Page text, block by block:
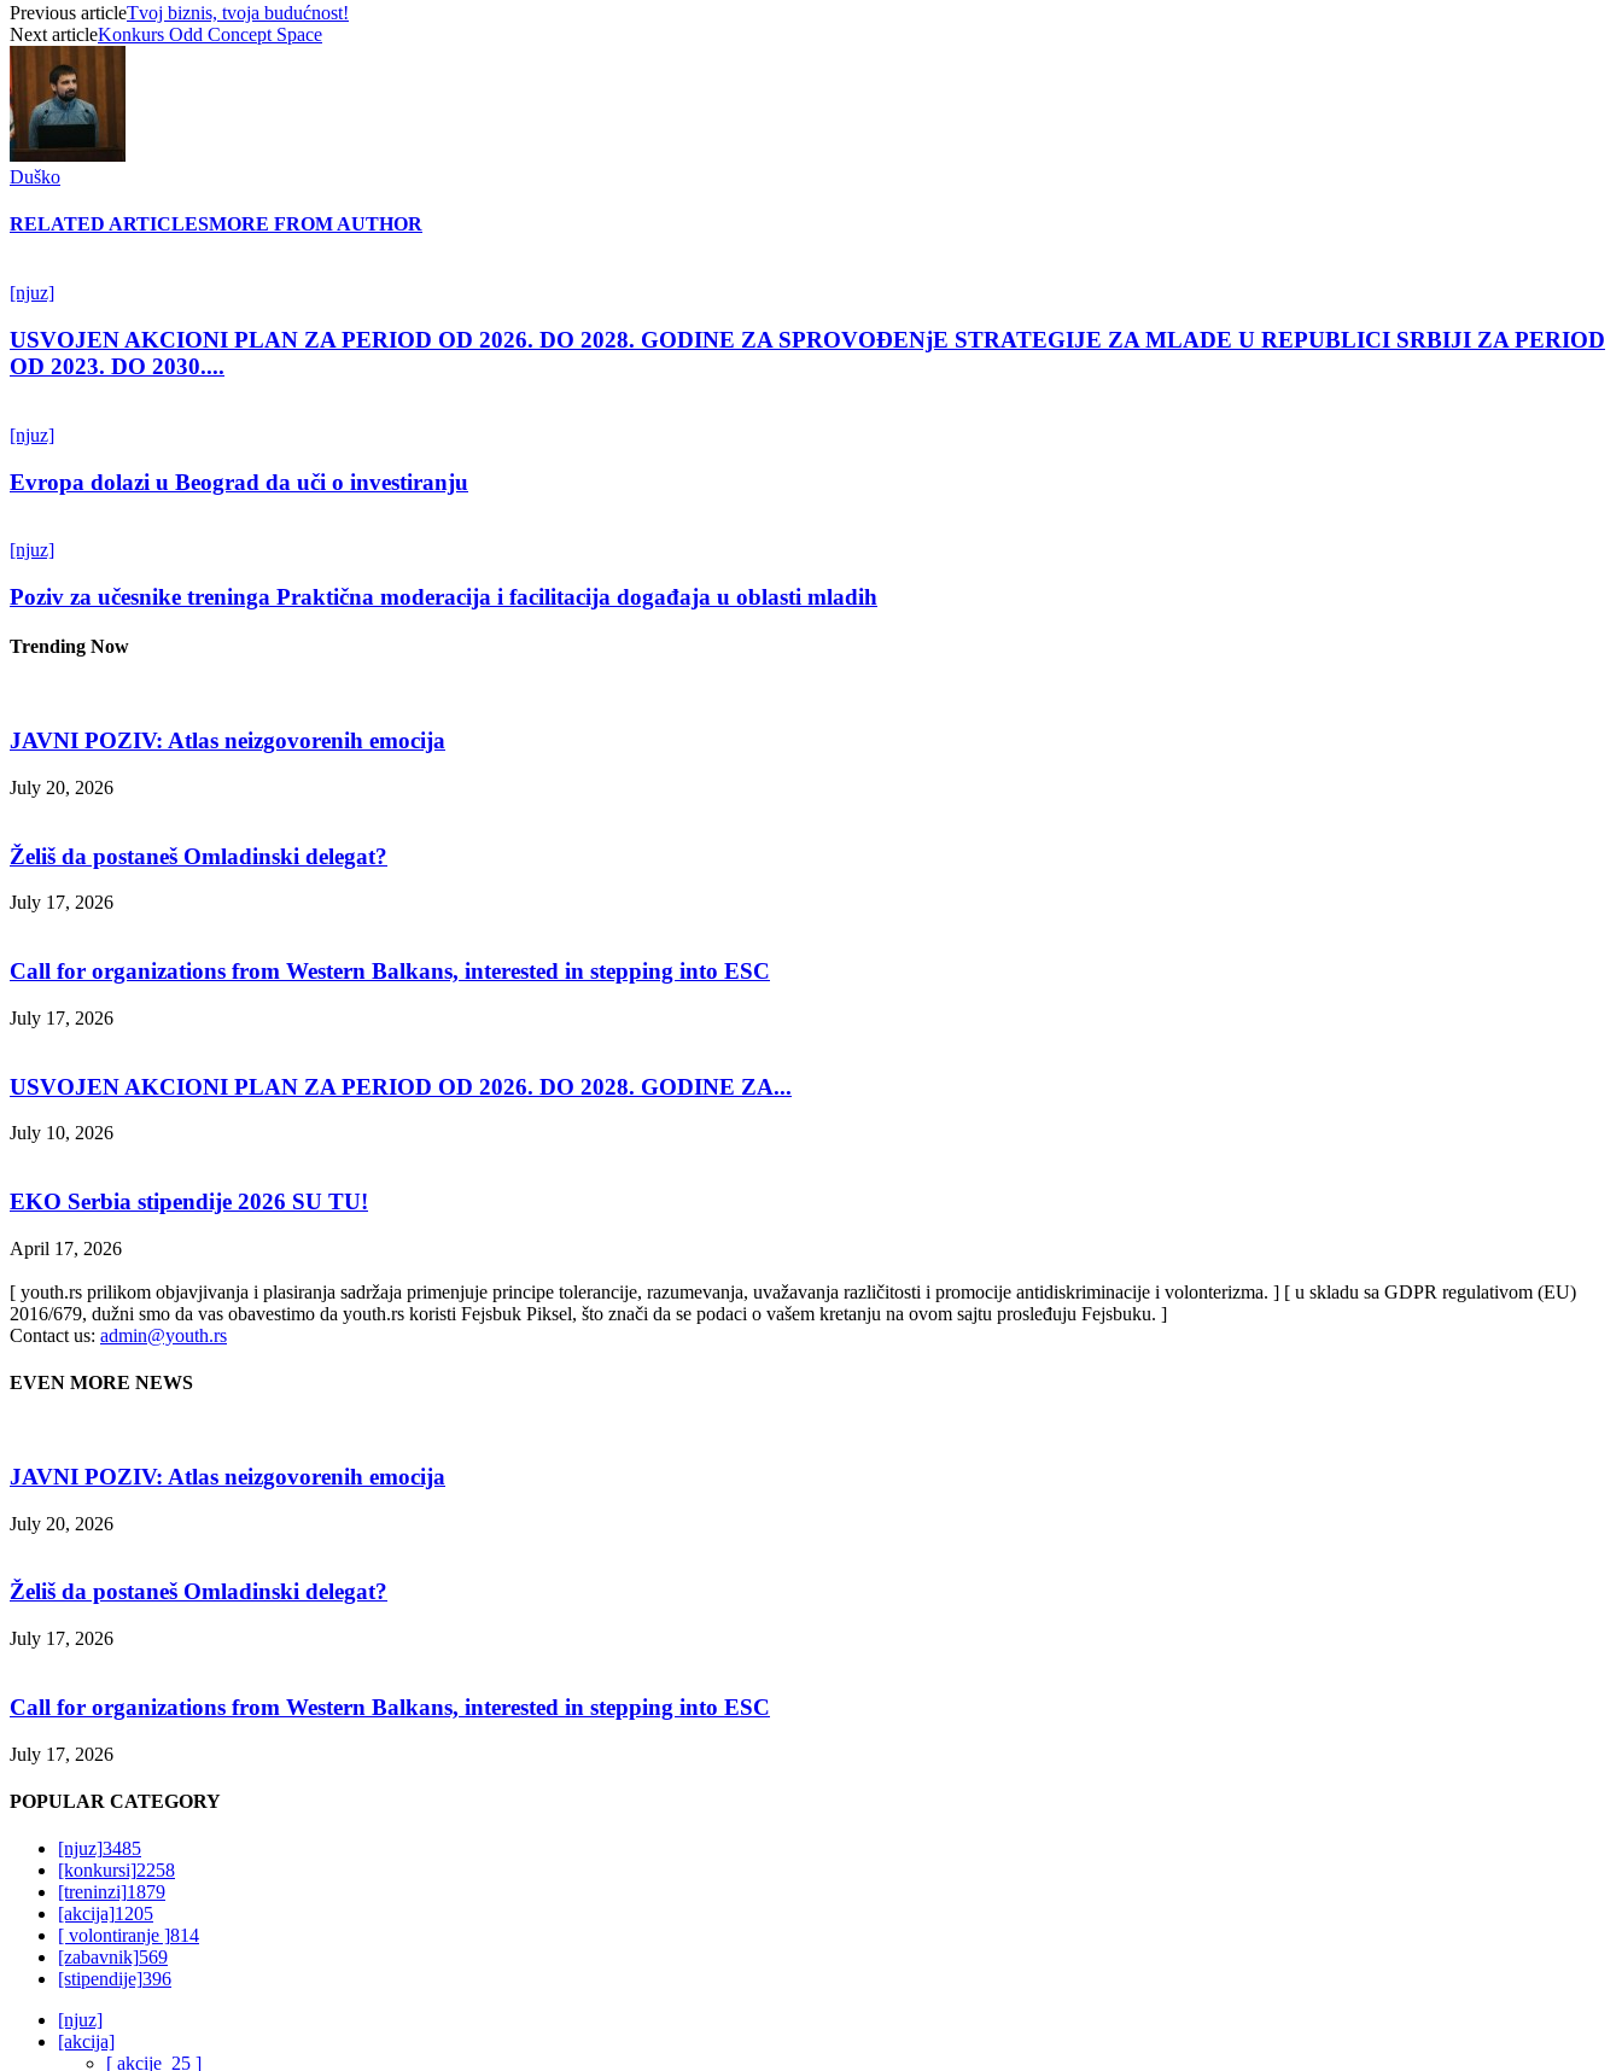
Previous articleTvoj biznis, tvoja budućnost!
Next articleKonkurs Odd Concept Space
Duško
RELATED ARTICLESMORE FROM AUTHOR
[njuz]
USVOJEN AKCIONI PLAN ZA PERIOD OD 2026. DO 2028. GODINE ZA SPROVOĐENjE STRATEGIJE ZA MLADE U REPUBLICI SRBIJI ZA PERIOD
OD 2023. DO 2030....
[njuz]
Evropa dolazi u Beograd da uči o investiranju
[njuz]
Poziv za učesnike treninga Praktična moderacija i facilitacija događaja u oblasti mladih
Trending Now
JAVNI POZIV: Atlas neizgovorenih emocija
July 20, 2026
Želiš da postaneš Omladinski delegat?
July 17, 2026
Call for organizations from Western Balkans, interested in stepping into ESC
July 17, 2026
USVOJEN AKCIONI PLAN ZA PERIOD OD 2026. DO 2028. GODINE ZA...
July 10, 2026
EKO Serbia stipendije 2026 SU TU!
April 17, 2026
[ youth.rs prilikom objavjivanja i plasiranja sadržaja primenjuje principe tolerancije, razumevanja, uvažavanja različitosti i promocije antidiskriminacije i volonterizma. ] [ u skladu sa GDPR regulativom (EU)
2016/679, dužni smo da vas obavestimo da youth.rs koristi Fejsbuk Piksel, što znači da se podaci o vašem kretanju na ovom sajtu prosleđuju Fejsbuku. ]
Contact us: admin@youth.rs
EVEN MORE NEWS
JAVNI POZIV: Atlas neizgovorenih emocija
July 20, 2026
Želiš da postaneš Omladinski delegat?
July 17, 2026
Call for organizations from Western Balkans, interested in stepping into ESC
July 17, 2026
POPULAR CATEGORY
[njuz]3485
[konkursi]2258
[treninzi]1879
[akcija]1205
[ volontiranje ]814
[zabavnik]569
[stipendije]396
[njuz]
[akcija]
[ akcije_25 ]